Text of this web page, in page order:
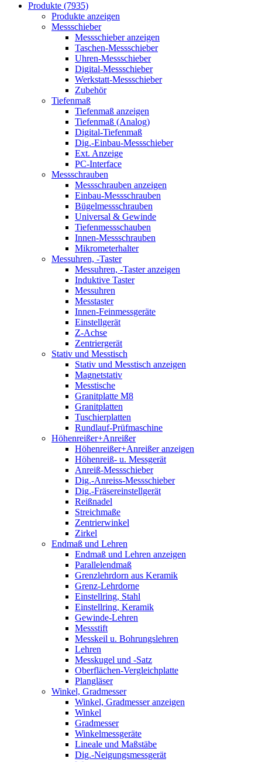
Produkte (7935)
Produkte anzeigen
Messschieber
Messschieber anzeigen
Taschen-Messschieber
Uhren-Messschieber
Digital-Messschieber
Werkstatt-Messschieber
Zubehör
Tiefenmaß
Tiefenmaß anzeigen
Tiefenmaß (Analog)
Digital-Tiefenmaß
Dig.-Einbau-Messschieber
Ext. Anzeige
PC-Interface
Messschrauben
Messschrauben anzeigen
Einbau-Messschrauben
Bügelmessschrauben
Universal & Gewinde
Tiefenmessschauben
Innen-Messschrauben
Mikrometerhalter
Messuhren, -Taster
Messuhren, -Taster anzeigen
Induktive Taster
Messuhren
Messtaster
Innen-Feinmessgeräte
Einstellgerät
Z-Achse
Zentriergerät
Stativ und Messtisch
Stativ und Messtisch anzeigen
Magnetstativ
Messtische
Granitplatte M8
Granitplatten
Tuschierplatten
Rundlauf-Prüfmaschine
Höhenreißer+Anreißer
Höhenreißer+Anreißer anzeigen
Höhenreiß- u. Messgerät
Anreiß-Messschieber
Dig.-Anreiss-Messschieber
Dig.-Fräsereinstellgerät
Reißnadel
Streichmaße
Zentrierwinkel
Zirkel
Endmaß und Lehren
Endmaß und Lehren anzeigen
Parallelendmaß
Grenzlehrdorn aus Keramik
Grenz-Lehrdorne
Einstellring, Stahl
Einstellring, Keramik
Gewinde-Lehren
Messstift
Messkeil u. Bohrungslehren
Lehren
Messkugel und -Satz
Oberflächen-Vergleichplatte
Plangläser
Winkel, Gradmesser
Winkel, Gradmesser anzeigen
Winkel
Gradmesser
Winkelmessgeräte
Lineale und Maßstäbe
Dig.-Neigungsmessgerät